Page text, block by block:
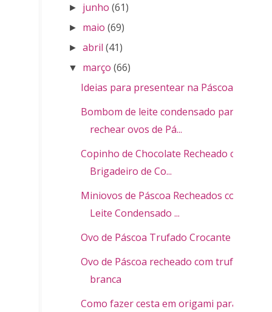
► junho (61)
► maio (69)
►abril (41)
▼ março (66)
Ideias para presentear na Páscoa
Bombom de leite condensado para
rechear ovos de Pá...
Copinho de Chocolate Recheado com
Brigadeiro de Co...
Miniovos de Páscoa Recheados com
Leite Condensado ...
Ovo de Páscoa Trufado Crocante
Ovo de Páscoa recheado com trufa
branca
Como fazer cesta em origami para a